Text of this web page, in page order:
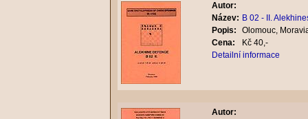
Autor:
Název: B 02 - II.
Popis:
Olomouc,
Cena:
Kč 40,-
Detailní informace
Autor: